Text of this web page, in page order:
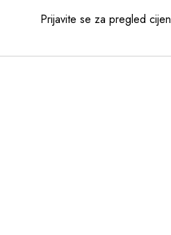
Prijavite se za pregled